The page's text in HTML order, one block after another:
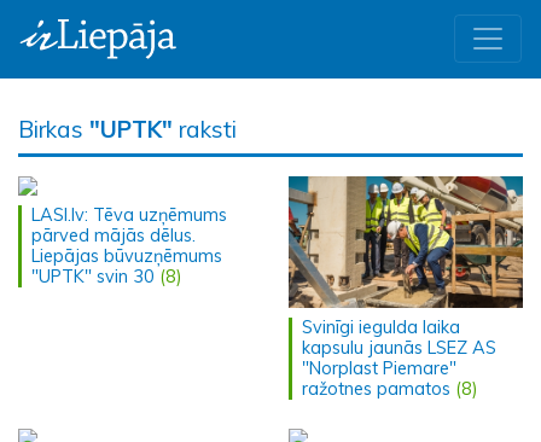
Birkas "UPTK" raksti
LASI.lv: Tēva uzņēmums
pārved mājās dēlus.
Liepājas būvuzņēmums
"UPTK" svin 30 (8)
Svinīgi iegulda laika
kapsulu jaunās LSEZ AS
"Norplast Piemare"
ražotnes pamatos (8)